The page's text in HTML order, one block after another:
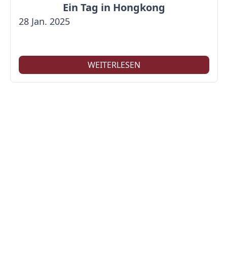
Ein Tag in Hongkong
28 Jan. 2025
WEITERLESEN